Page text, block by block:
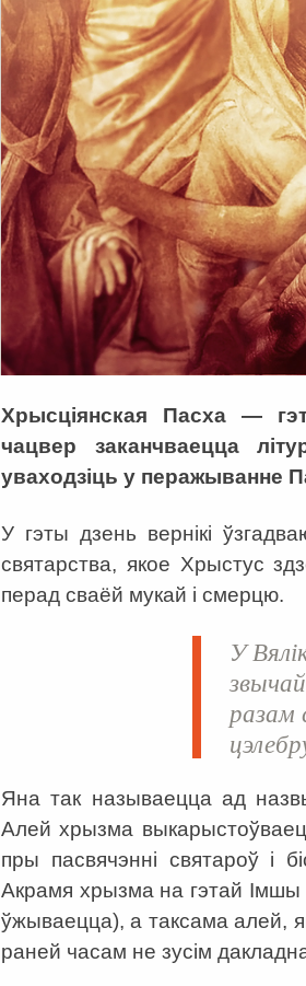
Хрысціянская Пасха —
чацвер заканчваецца
уваходзіць у перажыванне
У гэты дзень вернікі
святарства, якое Хрыстус
перад сваёй мукай і смерцю.
У
разам
Яна так называецца ад
Алей хрызма
пры пасвячэнні святароў і
Акрамя хрызма на гэтай Імшы
ўжываецца), а таксама алей,
раней часам не зусім